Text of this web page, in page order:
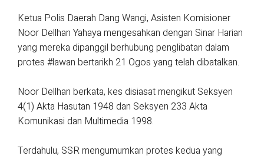
Ketua Polis Daerah Dang Wangi, Asisten Komisioner
Noor Dellhan Yahaya mengesahkan dengan Sinar Harian
yang mereka dipanggil berhubung penglibatan dalam
protes #lawan bertarikh 21 Ogos yang telah dibatalkan.
Noor Dellhan berkata, kes disiasat mengikut Seksyen
4(1) Akta Hasutan 1948 dan Seksyen 233 Akta
Komunikasi dan Multimedia 1998.
Terdahulu, SSR mengumumkan protes kedua yang